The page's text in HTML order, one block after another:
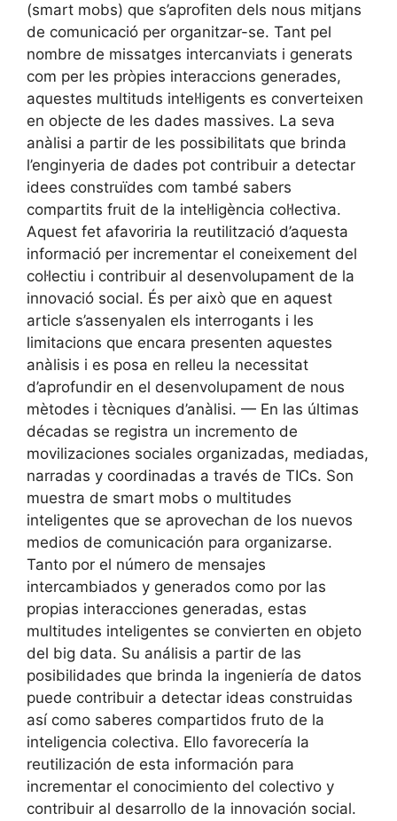
(smart mobs) que s’aprofiten dels nous mitjans
de comunicació per organitzar-se. Tant pel
nombre de missatges intercanviats i generats
com per les pròpies interaccions generades,
aquestes multituds intel·ligents es converteixen
en objecte de les dades massives. La seva
anàlisi a partir de les possibilitats que brinda
l’enginyeria de dades pot contribuir a detectar
idees construïdes com també sabers
compartits fruit de la intel·ligència col·lectiva.
Aquest fet afavoriria la reutilització d’aquesta
informació per incrementar el coneixement del
col·lectiu i contribuir al desenvolupament de la
innovació social. És per això que en aquest
article s’assenyalen els interrogants i les
limitacions que encara presenten aquestes
anàlisis i es posa en relleu la necessitat
d’aprofundir en el desenvolupament de nous
mètodes i tècniques d’anàlisi. — En las últimas
décadas se registra un incremento de
movilizaciones sociales organizadas, mediadas,
narradas y coordinadas a través de TICs. Son
muestra de smart mobs o multitudes
inteligentes que se aprovechan de los nuevos
medios de comunicación para organizarse.
Tanto por el número de mensajes
intercambiados y generados como por las
propias interacciones generadas, estas
multitudes inteligentes se convierten en objeto
del big data. Su análisis a partir de las
posibilidades que brinda la ingeniería de datos
puede contribuir a detectar ideas construidas
así como saberes compartidos fruto de la
inteligencia colectiva. Ello favorecería la
reutilización de esta información para
incrementar el conocimiento del colectivo y
contribuir al desarrollo de la innovación social.